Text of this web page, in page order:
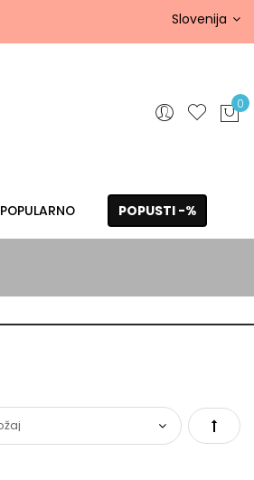
Slovenija
0
POPULARNO POPUSTI -%
Set